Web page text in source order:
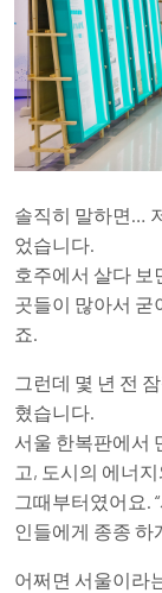
솔직히 말하면…
었습니다.
호주에서 살다 보
곳들이 많아서 굳
죠.
그런데 몇 년 전
혔습니다.
서울 한복판에서
고, 도시의 에너
그때부터였어요.
인들에게 종종 하
어쩌면 서울이라